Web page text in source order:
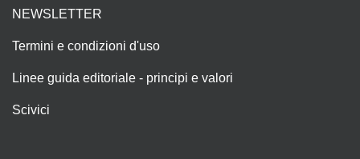
NEWSLETTER
Termini e condizioni d'uso
Linee guida editoriale - principi e valori
Scivici